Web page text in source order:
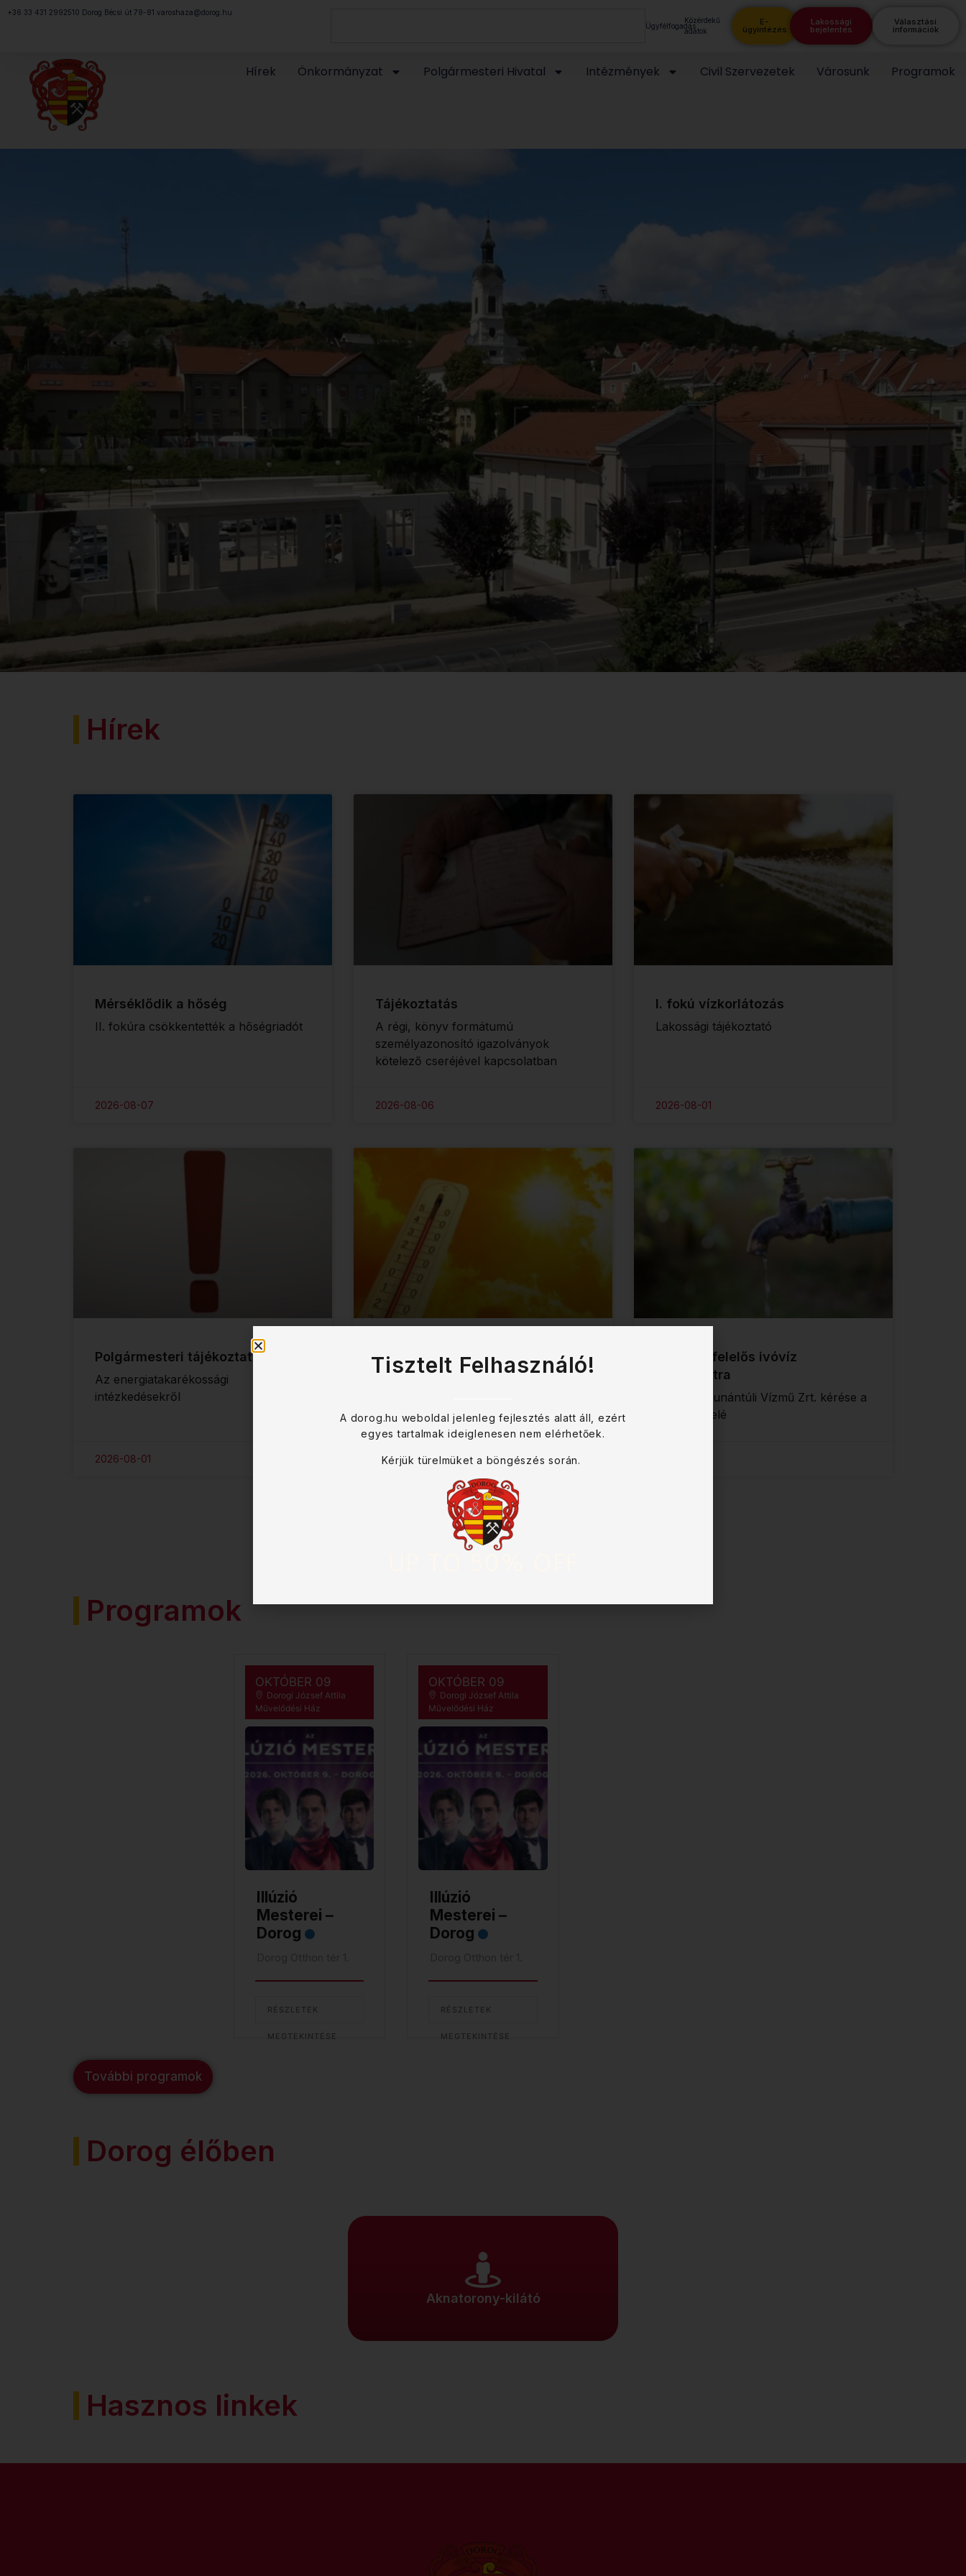
+36 33 431 2992510 Dorog Bécsi út 79-81. varoshaza@dorog.hu
Ügyfélfogadás
Közérdekű
adatok
E-
ügyintézés
Lakossági
bejelentés
Választási
információk
Hírek Önkormányzat Polgármesteri Hivatal Intézmények Civil Szervezetek Városunk Programok
Hírek
Mérséklődik a hőség
II. fokúra csökkentették a hőségriadót
2026-08-07
Tájékoztatás
A régi, könyv formátumú
személyazonosító igazolványok
kötelező cseréjével kapcsolatban
2026-08-06
I. fokú vízkorlátozás
Lakossági tájékoztató
2026-08-01
Polgármesteri tájékoztató
Az energiatakarékossági
intézkedésekről
2026-08-01
Újra hőségriasztást adtak ki
2026-07-29
Felhívás felelős ivóvíz
használatra
Az Északdunántúli Vízmű Zrt. kérése a
lakosság felé
További híreink
Programok
OKTÓBER 09
Dorogi József Attila
Művelődési Ház
Illúzió
Mesterei –
Dorog
RÉSZLETEK
MEGTEKINTÉSE
OKTÓBER 09
Dorogi József Attila
Művelődési Ház
Illúzió
Mesterei –
Dorog
RÉSZLETEK
MEGTEKINTÉSE
További programok
Dorog élőben
Aknatorony-kilátó
Hasznos linkek
Tisztelt Felhasználó!
A dorog.hu weboldal jelenleg fejlesztés alatt áll, ezért
egyes tartalmak ideiglenesen nem elérhetőek.
Kérjük türelmüket a böngészés során.